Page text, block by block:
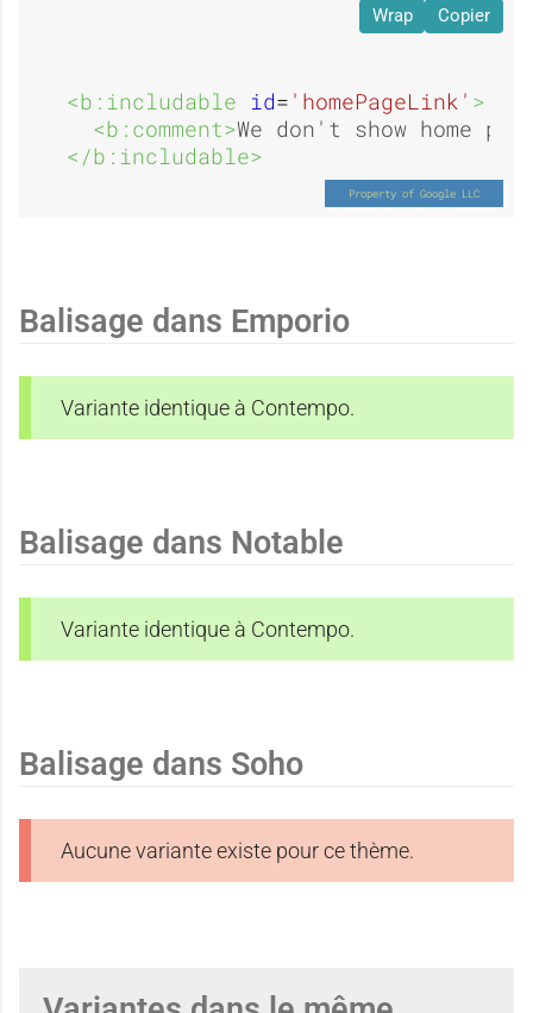
u
n
e
c
u
n
e
u
u
n
e
u
i
<b:includable id= 'homePageLink' >
<b:comment>We don't show home
</b:includable>
Wrap Copier
Balisage dans Emporio
Variante identique à Contempo.
Balisage dans Notable
Variante identique à Contempo.
Balisage dans Soho
Aucune variante existe pour ce thème.